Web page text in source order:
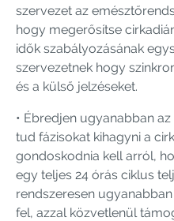
szervezet az
hogy megerősítse
idők szabályozásának
szervezetnek hogy
és a külső jelzéseket.
• Ébredjen ugyanabban
tud fázisokat kihagyni a
gondoskodnia kell arról,
egy teljes 24 órás ciklus
rendszeresen
fel, azzal közvetlenül